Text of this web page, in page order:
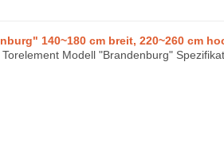
140~180 cm breit, 220~260 cm
Modell "Brandenburg"